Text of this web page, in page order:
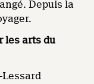
Depuis la
les arts du